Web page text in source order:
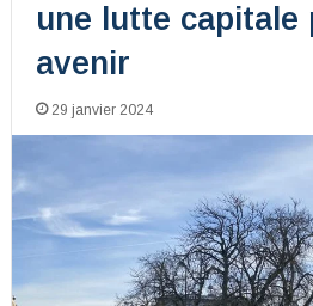
une lutte capitale
avenir
29 janvier 2024